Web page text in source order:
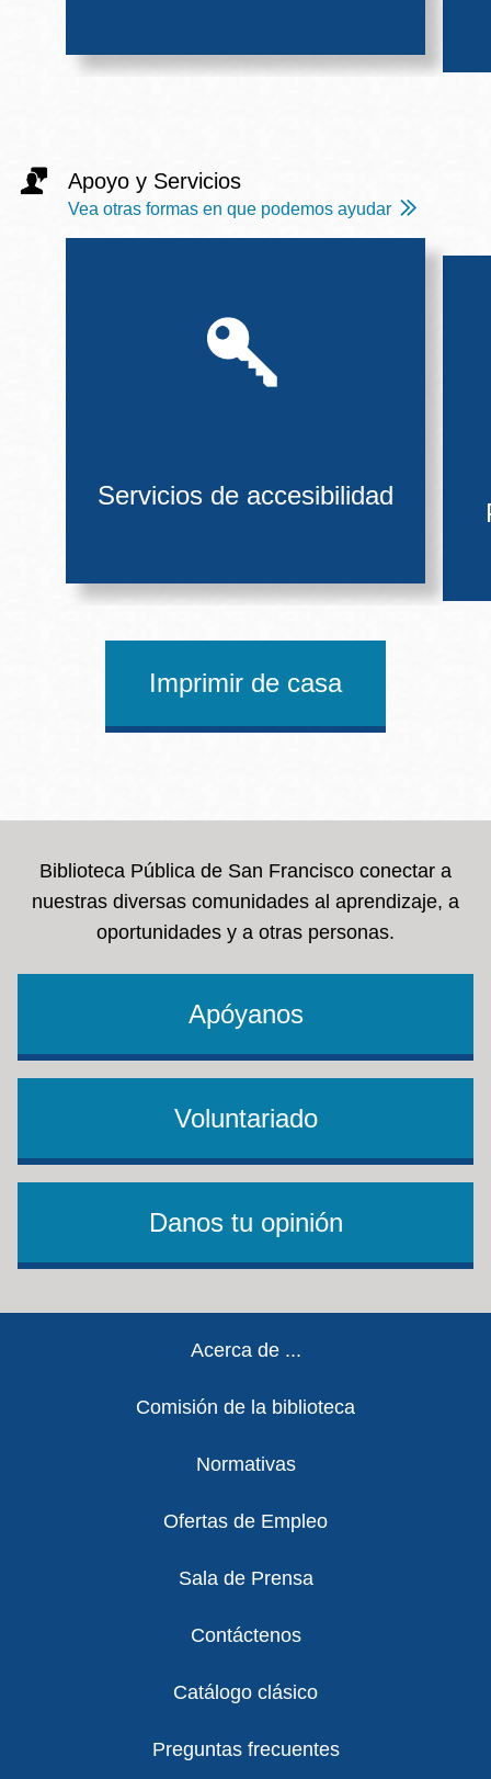
Apoyo y Servicios
Vea otras formas en que podemos ayudar
Servicios de accesibilidad
Imprimir de casa
Biblioteca Pública de San Francisco conectar a
nuestras diversas comunidades al aprendizaje, a
oportunidades y a otras personas.
Apóyanos
Voluntariado
Danos tu opinión
Acerca de ...
Comisión de la biblioteca
Normativas
Ofertas de Empleo
Sala de Prensa
Contáctenos
Catálogo clásico
Preguntas frecuentes